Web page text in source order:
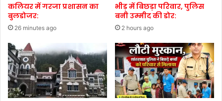
कलियर में गरजा प्रशासन का
बुलडोजर:
26 minutes ago
भीड़ में बिछड़ा परिवार, पुलिस
बनी उम्मीद की डोर:
2 hours ago